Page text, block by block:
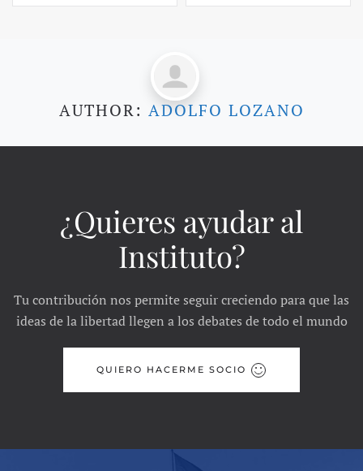
AUTHOR: ADOLFO LOZANO
¿Quieres ayudar al
Instituto?
Tu contribución nos permite seguir creciendo para que las
ideas de la libertad llegen a los debates de todo el mundo
QUIERO HACERME SOCIO